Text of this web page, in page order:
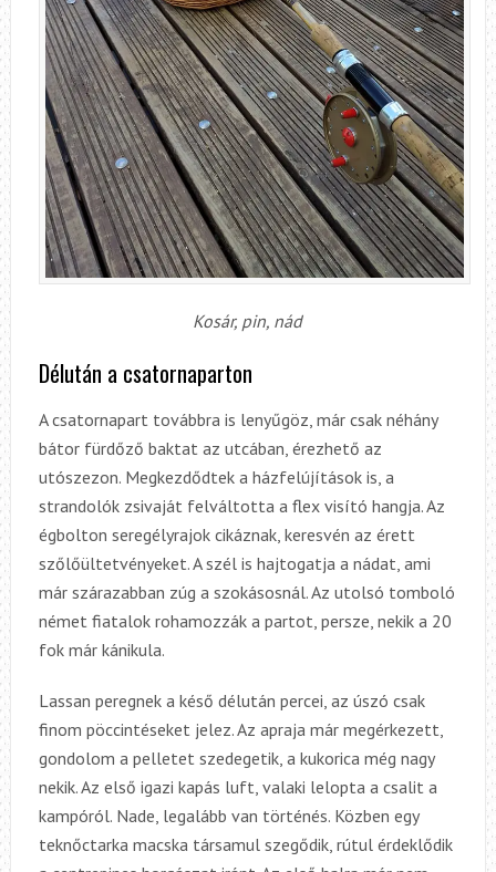
Kosár, pin, nád
Délután a csatornaparton
A csatornapart továbbra is lenyűgöz, már csak néhány
bátor fürdőző baktat az utcában, érezhető az
utószezon. Megkezdődtek a házfelújítások is, a
strandolók zsivaját felváltotta a flex visító hangja. Az
égbolton seregélyrajok cikáznak, keresvén az érett
szőlőültetvényeket. A szél is hajtogatja a nádat, ami
már szárazabban zúg a szokásosnál. Az utolsó tomboló
német fiatalok rohamozzák a partot, persze, nekik a 20
fok már kánikula.
Lassan peregnek a késő délután percei, az úszó csak
finom pöccintéseket jelez. Az apraja már megérkezett,
gondolom a pelletet szedegetik, a kukorica még nagy
nekik. Az első igazi kapás luft, valaki lelopta a csalit a
kampóról. Nade, legalább van történés. Közben egy
teknőctarka macska társamul szegődik, rútul érdeklődik